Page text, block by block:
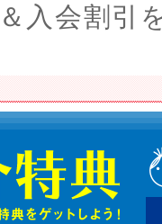
入会割引